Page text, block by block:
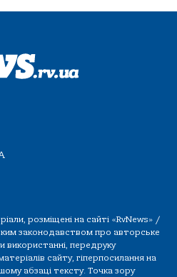
розміщені на сайті «RvNews» /
законодавством про авторське
використанні, передруку
сайту, гіперпосилання на
абзаці тексту. Точка зору